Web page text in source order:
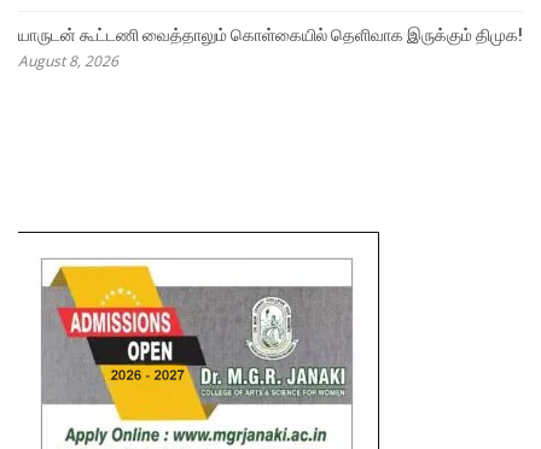
யாருடன் கூட்டணி வைத்தாலும் கொள்கையில் தெளிவாக இருக்கும் திமுக!
August 8, 2026